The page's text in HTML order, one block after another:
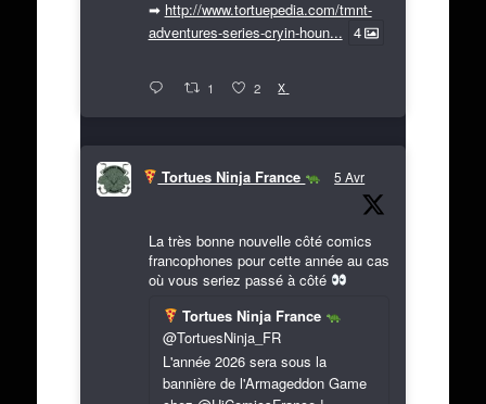
➡ http://www.tortuepedia.com/tmnt-
adventures-series-cryin-houn... 4
1 2 X
Tortues Ninja France 5 Avr
La très bonne nouvelle côté comics
francophones pour cette année au cas
où vous seriez passé à côté
Tortues Ninja France
@TortuesNinja_FR
L'année 2026 sera sous la
bannière de l'Armageddon Game